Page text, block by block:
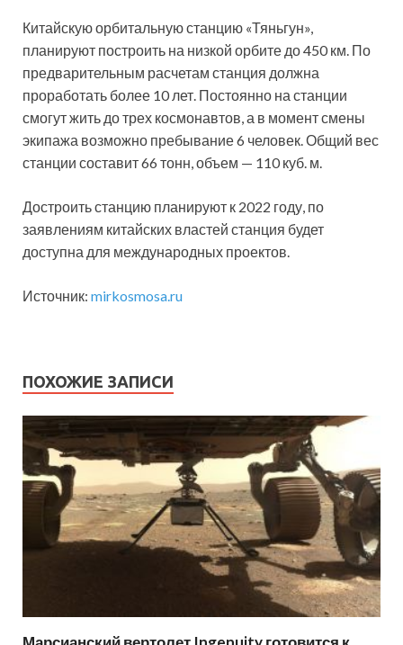
Китайскую орбитальную станцию «Тяньгун»,
планируют построить на низкой орбите до 450 км. По
предварительным расчетам станция должна
проработать более 10 лет. Постоянно на станции
смогут жить до трех космонавтов, а в момент смены
экипажа возможно пребывание 6 человек. Общий вес
станции составит 66 тонн, объем — 110 куб. м.
Достроить станцию планируют к 2022 году, по
заявлениям китайских властей станция будет
доступна для международных проектов.
Источник: mirkosmosa.ru
ПОХОЖИЕ ЗАПИСИ